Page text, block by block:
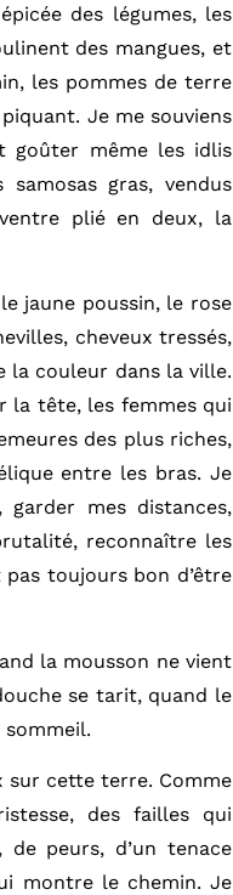
des légumes, les
des mangues, et
les pommes de terre
Je me souviens
goûter même les idlis
gras, vendus
plié en deux, la
jaune poussin, le rose
cheveux tressés,
la couleur dans la ville.
la tête, les femmes qui
des plus riches,
entre les bras. Je
mes distances,
reconnaître les
pas toujours bon d’être
la mousson ne vient
se tarit, quand le
sur cette terre. Comme
des failles qui
de peurs, d’un tenace
montre le chemin. Je